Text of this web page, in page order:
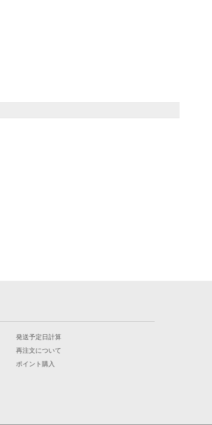
発送予定日計算
再注文について
ポイント購入